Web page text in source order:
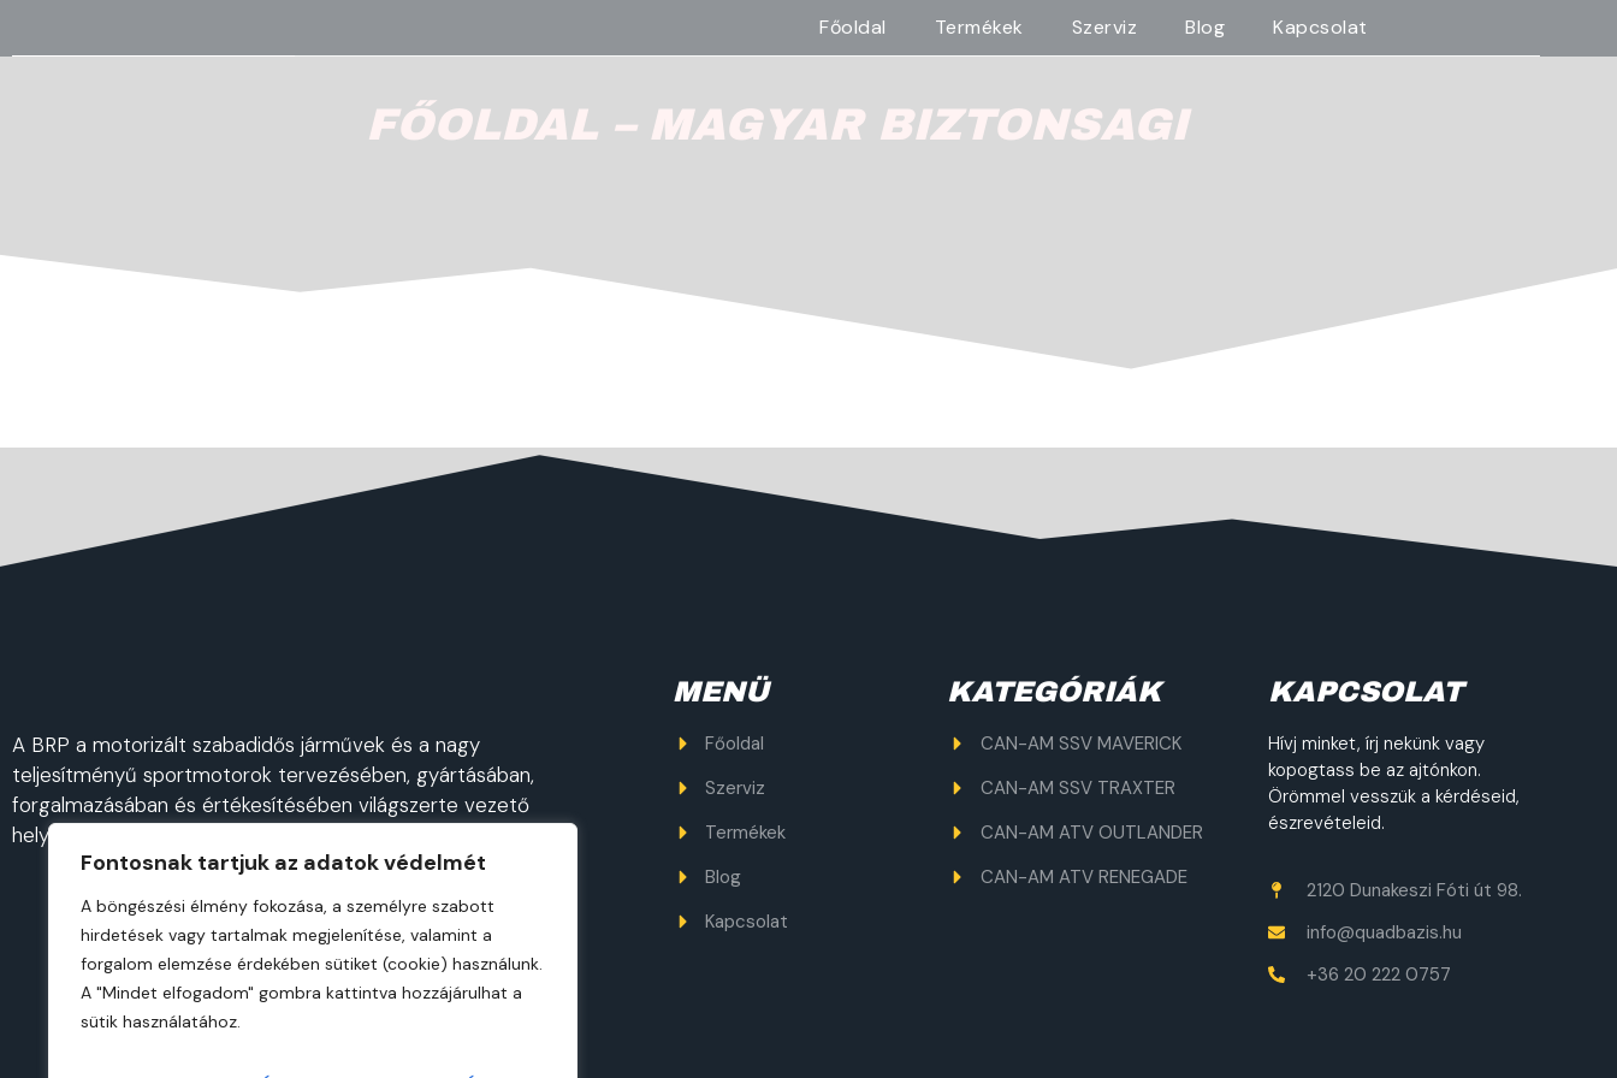
Fontosnak tartjuk az adatok védelmét
A böngészési élmény fokozása, a személyre szabott
hirdetések vagy tartalmak megjelenítése, valamint a
forgalom elemzése érdekében sütiket (cookie) használunk.
A "Mindet elfogadom" gombra kattintva hozzájárulhat a
sütik használatához.
Főoldal Termékek Szerviz Blog Kapcsolat
FŐOLDAL – MAGYAR BIZTONSAGI
A BRP a motorizált szabadidős járművek és a nagy
teljesítményű sportmotorok tervezésében, gyártásában,
forgalmazásában és értékesítésében világszerte vezető
helyet foglal el.
MENÜ
Főoldal
Szerviz
Termékek
Blog
Kapcsolat
KATEGÓRIÁK
CAN-AM SSV MAVERICK
CAN-AM SSV TRAXTER
CAN-AM ATV OUTLANDER
CAN-AM ATV RENEGADE
KAPCSOLAT
Hívj minket, írj nekünk vagy
kopogtass be az ajtónkon.
Örömmel vesszük a kérdéseid,
észrevételeid.
2120 Dunakeszi Fóti út 98.
info@quadbazis.hu
+36 20 222 0757